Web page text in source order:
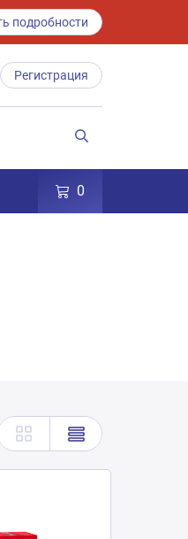
подробности
Регистрация
0